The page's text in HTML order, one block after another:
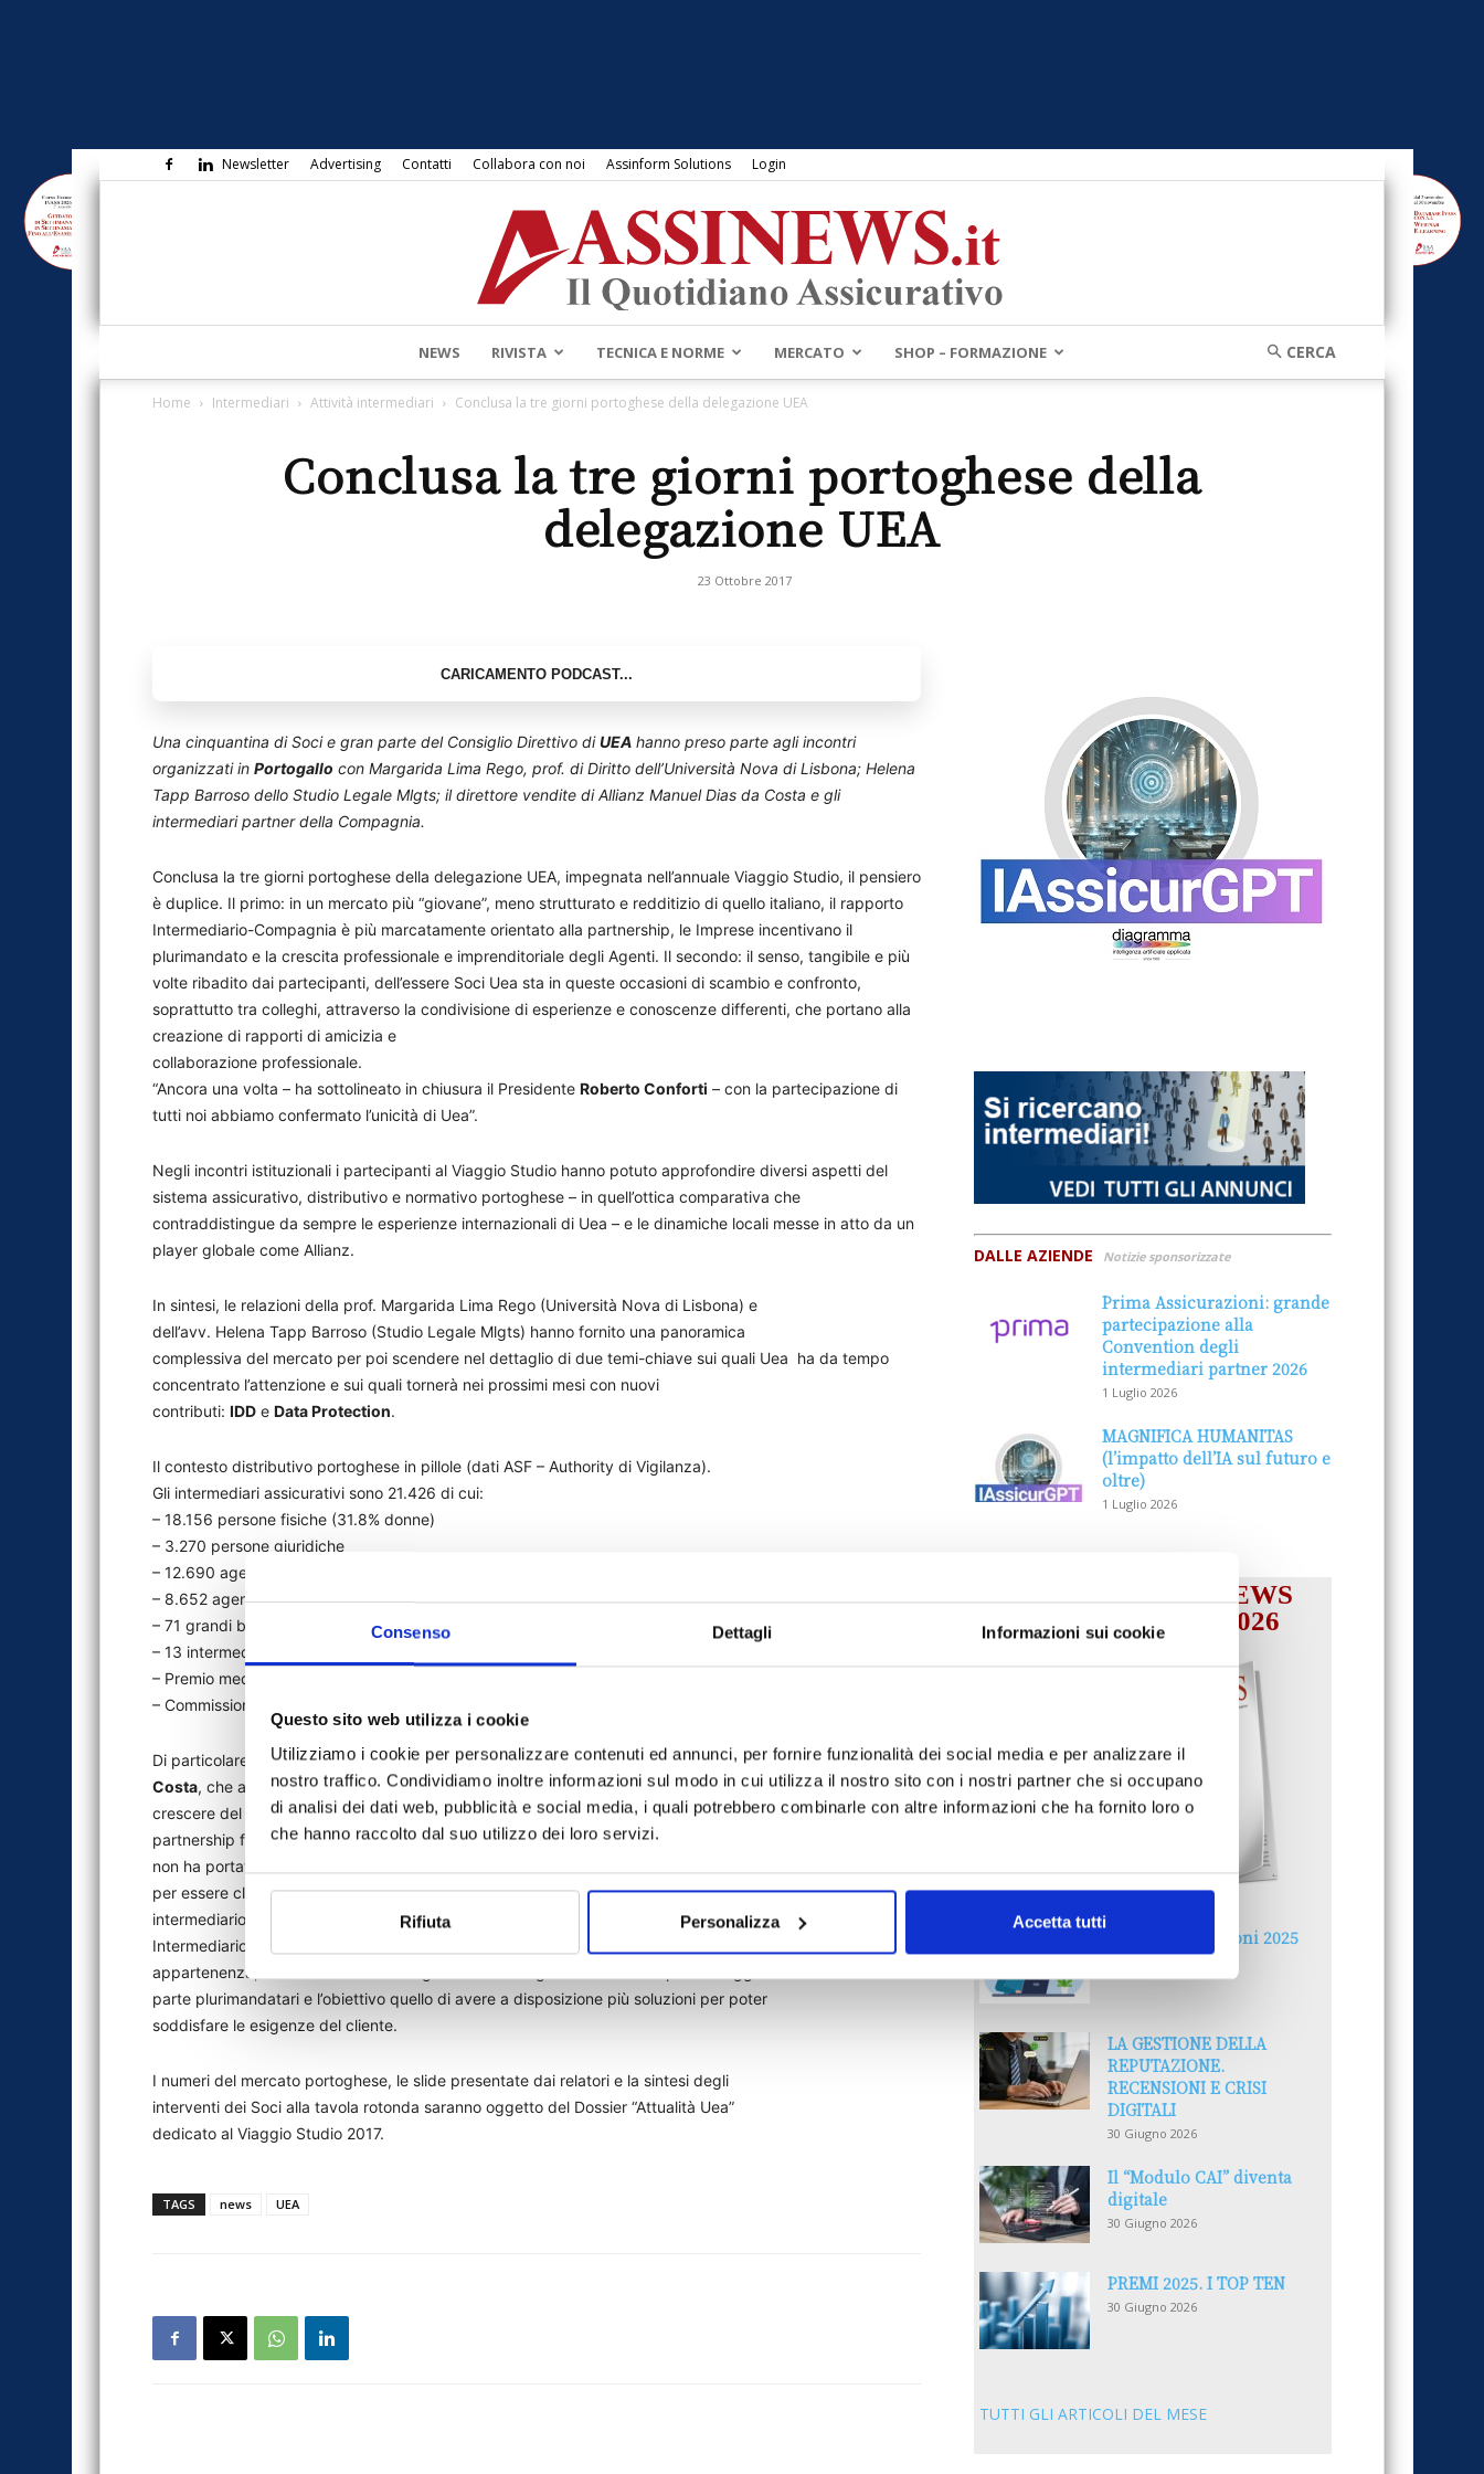
Consenso Dettagli Informazioni sui cookie
Questo sito web utilizza i cookie
Utilizziamo i cookie per personalizzare contenuti ed annunci, per fornire funzionalità dei social media e per analizzare il
nostro traffico. Condividiamo inoltre informazioni sul modo in cui utilizza il nostro sito con i nostri partner che si occupano
di analisi dei dati web, pubblicità e social media, i quali potrebbero combinarle con altre informazioni che ha fornito loro o
che hanno raccolto dal suo utilizzo dei loro servizi.
Rifiuta Personalizza Accetta tutti
Newsletter Advertising Contatti Collabora con noi Assinform Solutions Login
Assinews.it
NEWS RIVISTA TECNICA E NORME MERCATO SHOP – FORMAZIONE
Home Intermediari Attività intermediari Conclusa la tre giorni portoghese della delegazione UEA
Conclusa la tre giorni portoghese della
delegazione UEA
23 Ottobre 2017
Una cinquantina di Soci e gran parte del Consiglio Direttivo diUEA hanno preso parte agli incontri
organizzati in Portogallo con Margarida Lima Rego, prof. di Diritto dell’Università Nova di Lisbona; Helena
Tapp Barroso dello Studio Legale Mlgts; il direttore vendite di Allianz Manuel Dias da Costa e gli
intermediari partner della Compagnia.
Conclusa la tre giorni portoghese della delegazione UEA, impegnata nell’annuale Viaggio Studio, il pensiero
è duplice. Il primo: in un mercato più “giovane”, meno strutturato e redditizio di quello italiano, il rapporto
Intermediario-Compagnia è più marcatamente orientato alla partnership, le Imprese incentivano il
plurimandato e la crescita professionale e imprenditoriale degli Agenti. Il secondo: il senso, tangibile e più
volte ribadito dai partecipanti, dell’essere Soci Uea sta in queste occasioni di scambio e confronto,
soprattutto tra colleghi, attraverso la condivisione di esperienze e conoscenze differenti, che portano alla
creazione di rapporti di amicizia e
collaborazione professionale.
“Ancora una volta – ha sottolineato in chiusura il Presidente Roberto Conforti – con la partecipazione di
tutti noi abbiamo confermato l’unicità di Uea”.
Negli incontri istituzionali i partecipanti al Viaggio Studio hanno potuto approfondire diversi aspetti del
sistema assicurativo, distributivo e normativo portoghese – in quell’ottica comparativa che
contraddistingue da sempre le esperienze internazionali di Uea – e le dinamiche locali messe in atto da un
player globale come Allianz.
In sintesi, le relazioni della prof. Margarida Lima Rego (Università Nova di Lisbona) e
dell’avv. Helena Tapp Barroso (Studio Legale Mlgts) hanno fornito una panoramica
complessiva del mercato per poi scendere nel dettaglio di due temi-chiave sui quali Uea ha da tempo
concentrato l’attenzione e sui quali tornerà nei prossimi mesi con nuovi
contributi: IDD e Data Protection.
Il contesto distributivo portoghese in pillole (dati ASF – Authority di Vigilanza).
Gli intermediari assicurativi sono 21.426 di cui:
– 18.156 persone fisiche (31.8% donne)
– 3.270 persone giuridiche
– 12.690 agenti “plurimandandatari”
– 8.652 agenti “monomandandatari”
– 71 grandi broker
– 13 intermediari di riassicurazione
– Premio medio Rc auto: 180-200 euro
– Commissioni: tendenzialmente intorno al 10%
Di particolare interesse l’incontro con il direttore vendite di Allianz,Manuel Dias da
Costa, che attraverso il racconto della parabola evolutiva che ha portato la Compagnia a
crescere del 41% tra il 2011 e il 2016, ha descritto un modello di business basato su una
partnership forte e strategica con gli Agenti. La decisa accelerazione sul fronte digital
non ha portato la Compagnia a sviluppare un canale di vendita diretta, “l’unico modo
per essere clienti Allianz in Portogallo – ha chiarito Costa – è attraverso un
intermediario”.
Intermediario che vive il rapporto con la Compagnia con forte senso di
appartenenza, ma non di esclusività: gli oltre 5.700 agenti Allianz sono per la maggior
parte plurimandatari e l’obiettivo quello di avere a disposizione più soluzioni per poter
soddisfare le esigenze del cliente.
I numeri del mercato portoghese, le slide presentate dai relatori e la sintesi degli
interventi dei Soci alla tavola rotonda saranno oggetto del Dossier “Attualità Uea”
dedicato al Viaggio Studio 2017.
TAGS news UEA
DALLE AZIENDE Notizie sponsorizzate
Prima Assicurazioni: grande
partecipazione alla
Convention degli
intermediari partner 2026
1 Luglio 2026
MAGNIFICA HUMANITAS
(l’impatto dell’IA sul futuro e
oltre)
1 Luglio 2026
IL MENSILE ASSINEWS
LUGLIO-AGOSTO 2026
Reclami e sanzioni 2025
LA GESTIONE DELLA
REPUTAZIONE.
RECENSIONI E CRISI
DIGITALI
30 Giugno 2026
Il “Modulo CAI” diventa
digitale
30 Giugno 2026
PREMI 2025. I TOP TEN
30 Giugno 2026
TUTTI GLI ARTICOLI DEL MESE